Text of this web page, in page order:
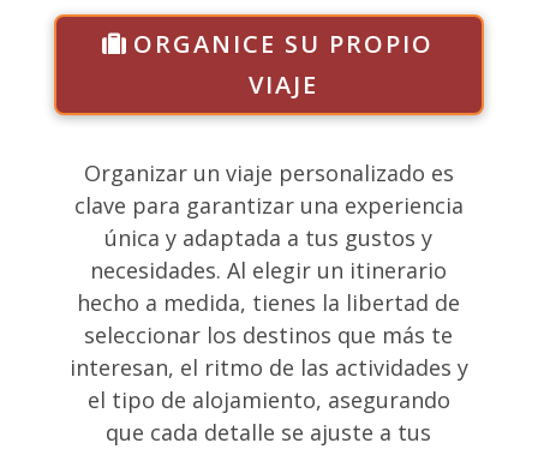
ORGANICE SU PROPIO
VIAJE
Organizar un viaje personalizado es
clave para garantizar una experiencia
única y adaptada a tus gustos y
necesidades. Al elegir un itinerario
hecho a medida, tienes la libertad de
seleccionar los destinos que más te
interesan, el ritmo de las actividades y
el tipo de alojamiento, asegurando
que cada detalle se ajuste a tus